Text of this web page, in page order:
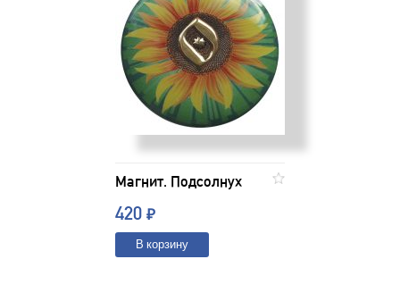
Магнит. Подсолнух
420 ₽
В корзину